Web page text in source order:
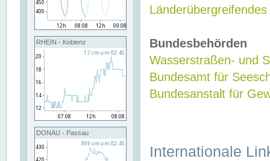
RHEIN - Koblenz
DONAU - Passau
Bundesbehörden
Wasserstraßen- und
Bundesamt für
Bundesanstalt für
Internationale